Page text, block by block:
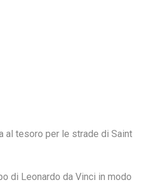
al tesoro per le strade di Saint
di Leonardo da Vinci in modo